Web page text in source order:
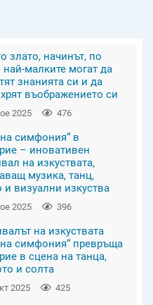
злато, начинът, по
най-малките могат да
знанията си и да
въображението си
2025 476
симфония“ в
– иновативен
на изкуствата,
музика, танц,
и визуални изкуства
2025 396
на изкуствата
симфония“ превръща
в сцена на танца,
и солта
2025 425